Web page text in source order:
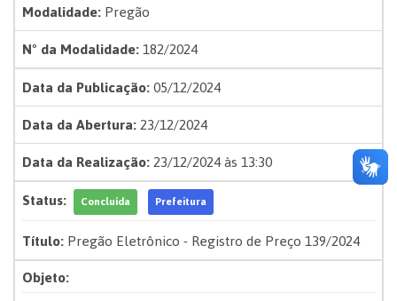
Modalidade:Pregão
Nº da Modalidade:182/2024
Data da Publicação:05/12/2024
Data da Abertura:23/12/2024
Data da Realização:23/12/2024 às 13:30
Status:
Concluída Prefeitura
Título:Pregão Eletrônico - Registro de Preço 139/2024
Objeto: